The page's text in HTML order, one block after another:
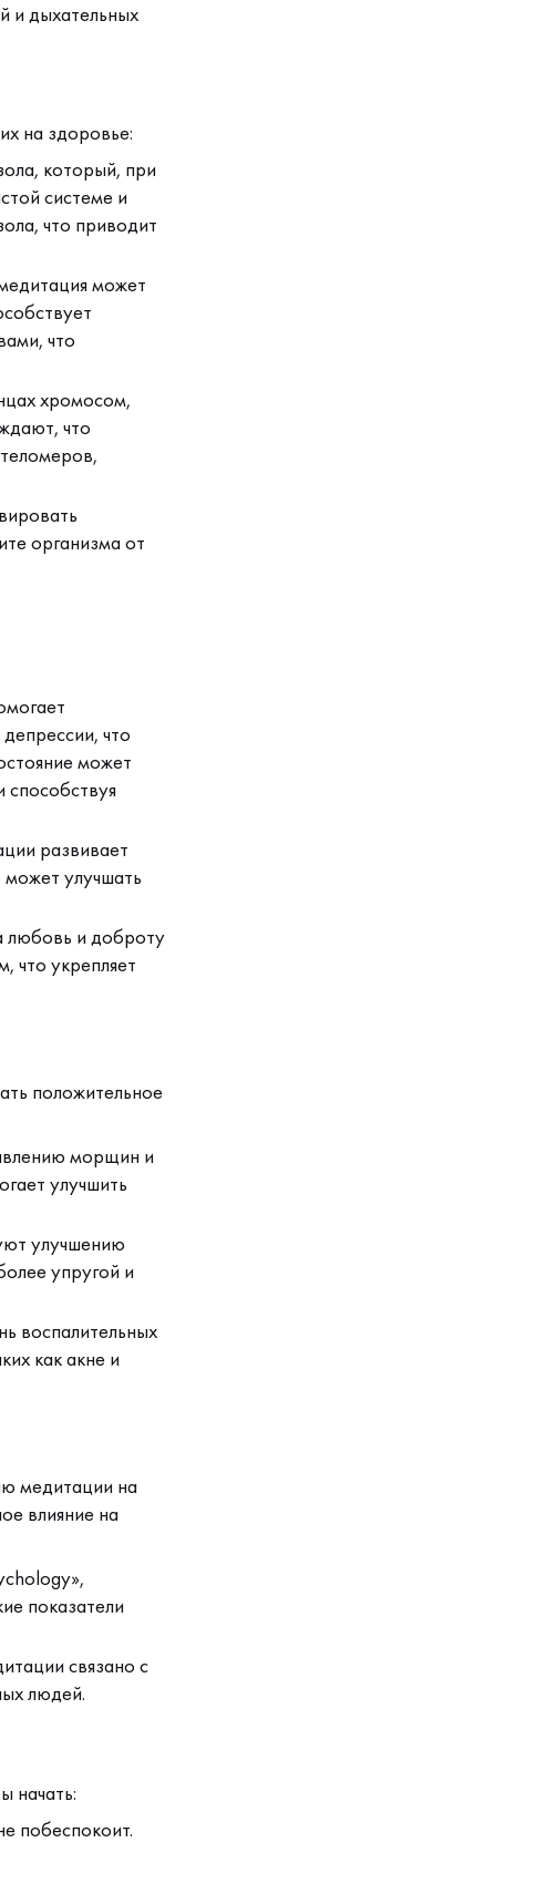
и дыхательных
на здоровье:
который, при
системе и
что приводит
может
что
хромосом,
что
организма от
что
может
способствуя
развивает
может улучшать
любовь и доброту
что укрепляет
положительное
морщин и
улучшить
улучшению
упругой и
воспалительных
как акне и
медитации на
влияние на
показатели
связано с
людей.
начать:
побеспокоит.